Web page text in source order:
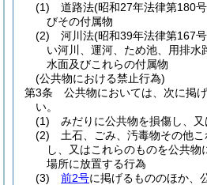
(1)
道路法(昭和27年法律第180
びその付属物
(2)
河川法(昭和39年法律第167
い河川、運河、ため池、用排水
水面及びこれらの付属物
(公共物における禁止行為)
第3条
公共物においては、次に掲
い。
(1)
みだりに公共物を損傷し、
(2)
土石、ごみ、汚毒物その他
し、又はこれらのものを公共物
場所に放置する行為
(3)
前2号に掲げるもののほか、